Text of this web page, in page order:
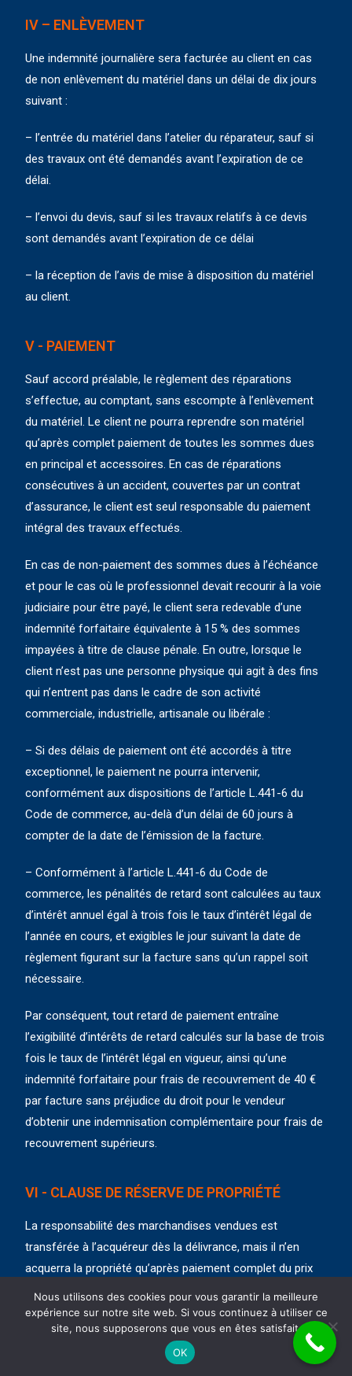
IV – ENLÈVEMENT
Une indemnité journalière sera facturée au client en cas
de non enlèvement du matériel dans un délai de dix jours
suivant :
– l’entrée du matériel dans l’atelier du réparateur, sauf si
des travaux ont été demandés avant l’expiration de ce
délai.
– l’envoi du devis, sauf si les travaux relatifs à ce devis
sont demandés avant l’expiration de ce délai
– la réception de l’avis de mise à disposition du matériel
au client.
V - PAIEMENT
Sauf accord préalable, le règlement des réparations
s’effectue, au comptant, sans escompte à l’enlèvement
du matériel. Le client ne pourra reprendre son matériel
qu’après complet paiement de toutes les sommes dues
en principal et accessoires. En cas de réparations
consécutives à un accident, couvertes par un contrat
d’assurance, le client est seul responsable du paiement
intégral des travaux effectués.
En cas de non-paiement des sommes dues à l’échéance
et pour le cas où le professionnel devait recourir à la voie
judiciaire pour être payé, le client sera redevable d’une
indemnité forfaitaire équivalente à 15 % des sommes
impayées à titre de clause pénale. En outre, lorsque le
client n’est pas une personne physique qui agit à des fins
qui n’entrent pas dans le cadre de son activité
commerciale, industrielle, artisanale ou libérale :
– Si des délais de paiement ont été accordés à titre
exceptionnel, le paiement ne pourra intervenir,
conformément aux dispositions de l’article L.441-6 du
Code de commerce, au-delà d’un délai de 60 jours à
compter de la date de l’émission de la facture.
– Conformément à l’article L.441-6 du Code de
commerce, les pénalités de retard sont calculées au taux
d’intérêt annuel égal à trois fois le taux d’intérêt légal de
l’année en cours, et exigibles le jour suivant la date de
règlement figurant sur la facture sans qu’un rappel soit
nécessaire.
Par conséquent, tout retard de paiement entraîne
l’exigibilité d’intérêts de retard calculés sur la base de trois
fois le taux de l’intérêt légal en vigueur, ainsi qu’une
indemnité forfaitaire pour frais de recouvrement de 40 €
par facture sans préjudice du droit pour le vendeur
d’obtenir une indemnisation complémentaire pour frais de
recouvrement supérieurs.
VI - CLAUSE DE RÉSERVE DE PROPRIÉTÉ
La responsabilité des marchandises vendues est
transférée à l’acquéreur dès la délivrance, mais il n’en
acquerra la propriété qu’après paiement complet du prix
en principal, frais et accessoires. En cas de revendication,
la dépréciation des marchandises, quelle qu’en soit la
cause, restera à la charge de l’acquéreur.
Nous utilisons des cookies pour vous garantir la meilleure
expérience sur notre site web. Si vous continuez à utiliser ce
site, nous supposerons que vous en êtes satisfait.
OK